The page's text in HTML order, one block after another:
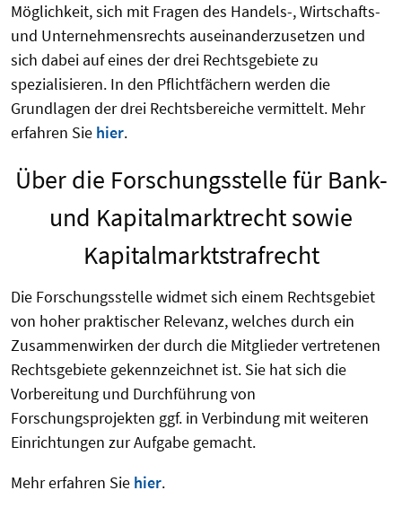
Möglichkeit, sich mit Fragen des Handels-, Wirtschafts-
und Unternehmensrechts auseinanderzusetzen und
sich dabei auf eines der drei Rechtsgebiete zu
spezialisieren. In den Pflichtfächern werden die
Grundlagen der drei Rechtsbereiche vermittelt. Mehr
erfahren Sie hier.
Über die Forschungsstelle für Bank-
und Kapitalmarktrecht sowie
Kapitalmarktstrafrecht
Die Forschungsstelle widmet sich einem Rechtsgebiet
von hoher praktischer Relevanz, welches durch ein
Zusammenwirken der durch die Mitglieder vertretenen
Rechtsgebiete gekennzeichnet ist. Sie hat sich die
Vorbereitung und Durchführung von
Forschungsprojekten ggf. in Verbindung mit weiteren
Einrichtungen zur Aufgabe gemacht.
Mehr erfahren Sie hier.